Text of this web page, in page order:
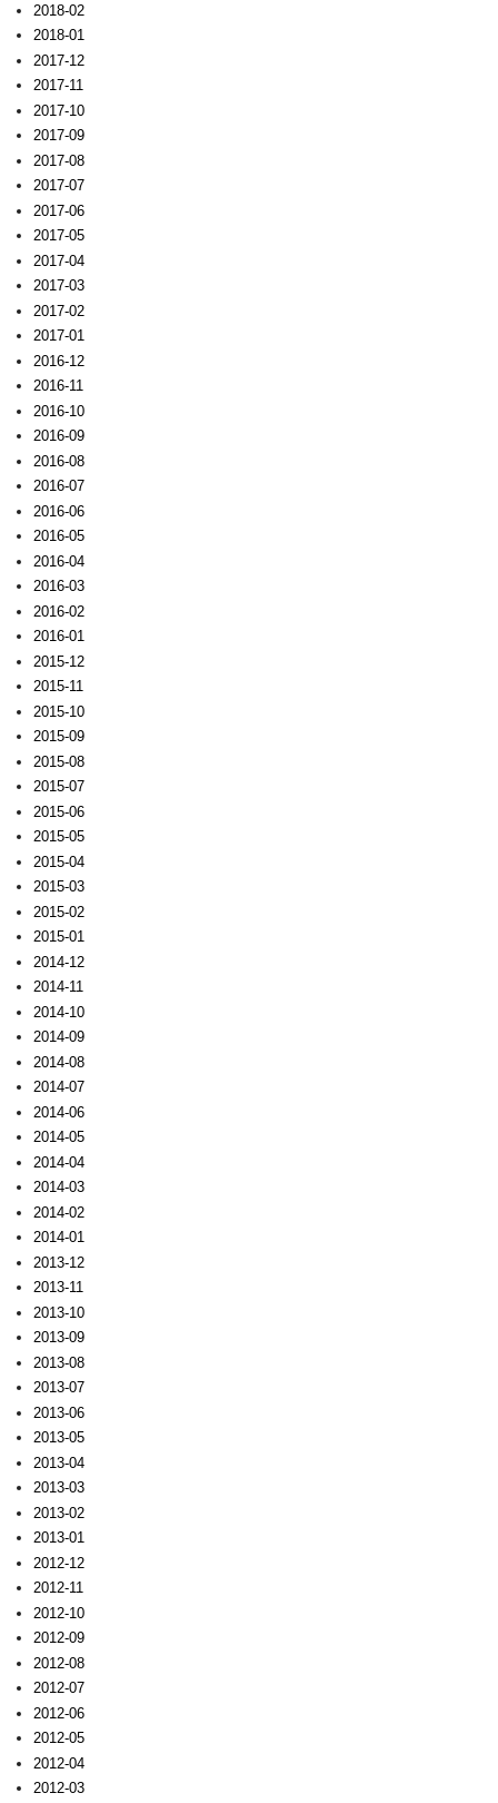
2018-02
2018-01
2017-12
2017-11
2017-10
2017-09
2017-08
2017-07
2017-06
2017-05
2017-04
2017-03
2017-02
2017-01
2016-12
2016-11
2016-10
2016-09
2016-08
2016-07
2016-06
2016-05
2016-04
2016-03
2016-02
2016-01
2015-12
2015-11
2015-10
2015-09
2015-08
2015-07
2015-06
2015-05
2015-04
2015-03
2015-02
2015-01
2014-12
2014-11
2014-10
2014-09
2014-08
2014-07
2014-06
2014-05
2014-04
2014-03
2014-02
2014-01
2013-12
2013-11
2013-10
2013-09
2013-08
2013-07
2013-06
2013-05
2013-04
2013-03
2013-02
2013-01
2012-12
2012-11
2012-10
2012-09
2012-08
2012-07
2012-06
2012-05
2012-04
2012-03